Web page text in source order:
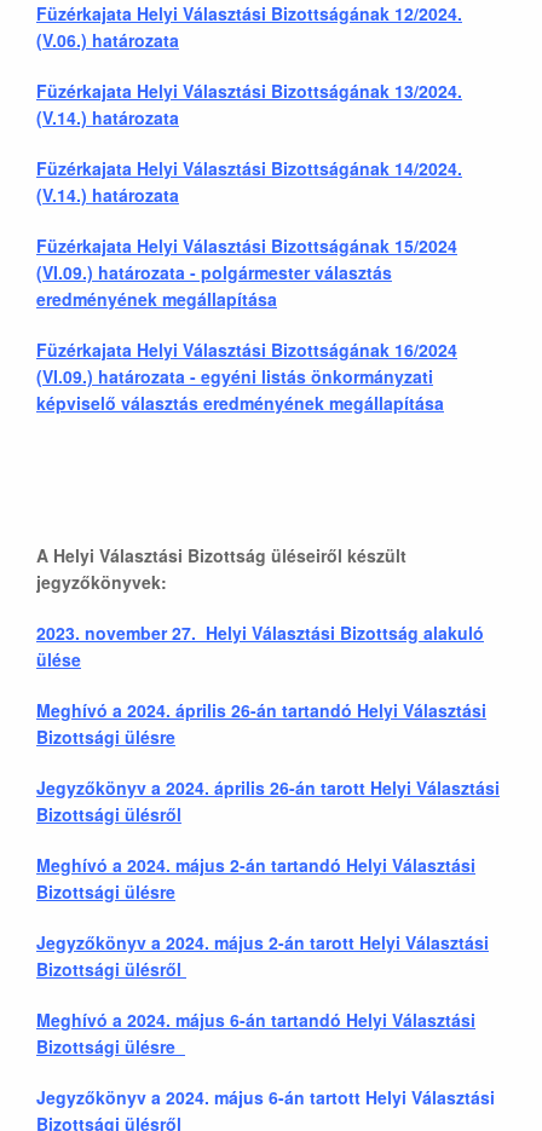
Füzérkajata Helyi Választási Bizottságának 12/2024.
(V.06.) határozata
Füzérkajata Helyi Választási Bizottságának 13/2024.
(V.14.) határozata
Füzérkajata Helyi Választási Bizottságának 14/2024.
(V.14.) határozata
Füzérkajata Helyi Választási Bizottságának 15/2024
(VI.09.) határozata - polgármester választás
eredményének megállapítása
Füzérkajata Helyi Választási Bizottságának 16/2024
(VI.09.) határozata - egyéni listás önkormányzati
képviselő választás eredményének megállapítása
A Helyi Választási Bizottság üléseiről készült
jegyzőkönyvek:
2023. november 27. Helyi Választási Bizottság alakuló
ülése
Meghívó a 2024. április 26-án tartandó Helyi Választási
Bizottsági ülésre
Jegyzőkönyv a 2024. április 26-án tarott Helyi Választási
Bizottsági ülésről
Meghívó a 2024. május 2-án tartandó Helyi Választási
Bizottsági ülésre
Jegyzőkönyv a 2024. május 2-án tarott Helyi Választási
Bizottsági ülésről
Meghívó a 2024. május 6-án tartandó Helyi Választási
Bizottsági ülésre
Jegyzőkönyv a 2024. május 6-án tartott Helyi Választási
Bizottsági ülésről